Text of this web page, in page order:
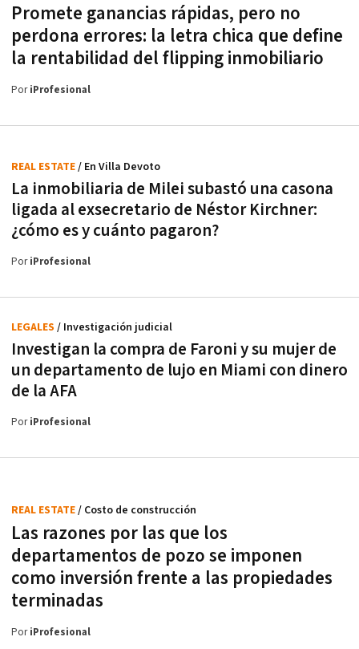
Promete ganancias rápidas, pero no
perdona errores: la letra chica que define
la rentabilidad del flipping inmobiliario
PoriProfesional
La inmobiliaria de Milei subastó una casona
ligada al exsecretario de Néstor Kirchner:
¿cómo es y cuánto pagaron?
REAL ESTATE/ En Villa Devoto
PoriProfesional
Investigan la compra de Faroni y su mujer de
un departamento de lujo en Miami con dinero
de la AFA
LEGALES / Investigación judicial
PoriProfesional
Las razones por las que los
departamentos de pozo se imponen
como inversión frente a las propiedades
terminadas
REAL ESTATE/ Costo de construcción
PoriProfesional